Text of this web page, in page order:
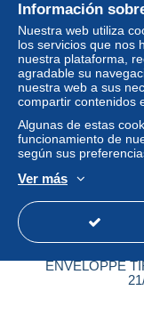
Estatus
ENVELOPPE
Información
Nuestra web utiliza
los servicios que nos
nuestra plataforma,
agradable su
nuestra web a sus
compartir contenidos
Algunas de estas
funcionamiento de
según sus
Ver más